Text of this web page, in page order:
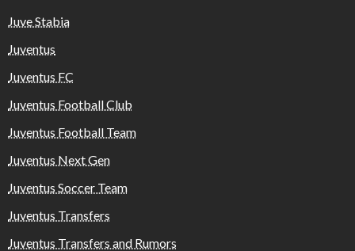
Juve Stabia
Juventus
Juventus FC
Juventus Football Club
Juventus Football Team
Juventus Next Gen
Juventus Soccer Team
Juventus Transfers
Juventus Transfers and Rumors